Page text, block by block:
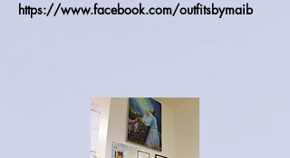
https://www.facebook.com/outfitsbymaib